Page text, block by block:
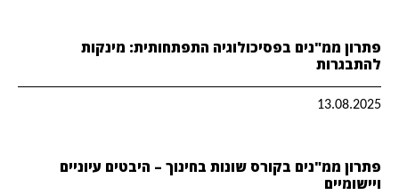
פתרון ממ"נים בפסיכולוגיה התפתחותית: מינקות
להתבגרות
13.08.2025
פתרון ממ"נים בקורס שונות בחינוך – היבטים עיוניים
ויישומיים